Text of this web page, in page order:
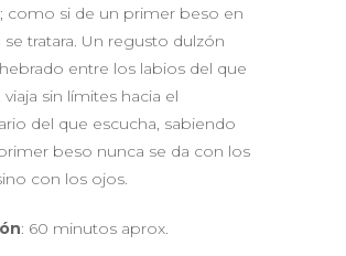
como si de un primer beso en
se tratara. Un regusto dulzón
entre los labios del que
viaja sin límites hacia el
del que escucha, sabiendo
beso nunca se da con los
con los ojos.
: 60 minutos aprox.